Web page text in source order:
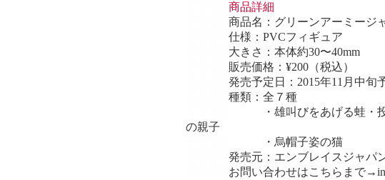
商品詳細
商品名： グリーンアーミージ
仕様： PVCフィギュア
大きさ： 本体約30〜40mm
販売価格：¥200（税込）
発売予定日：2015年11月中旬
種類：全７種
・雄叫びをあげる蛙
の親子
・烏帽子姿の猫
発売元：エンブレイスジャパ
お問い合わせはこちらまで→